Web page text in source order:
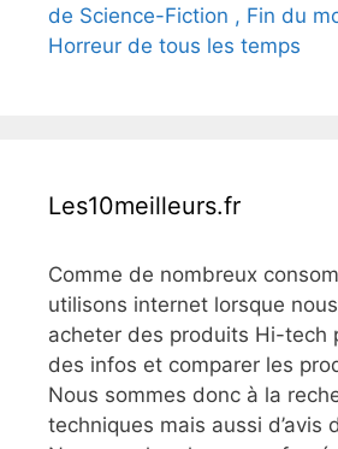
de Science-Fiction , Fin du
Horreur de tous les temps
Les10meilleurs.fr
Comme de nombreux
utilisons internet lorsque
acheter des produits Hi-tech
des infos et comparer les
Nous sommes donc à la
techniques mais aussi d’avis